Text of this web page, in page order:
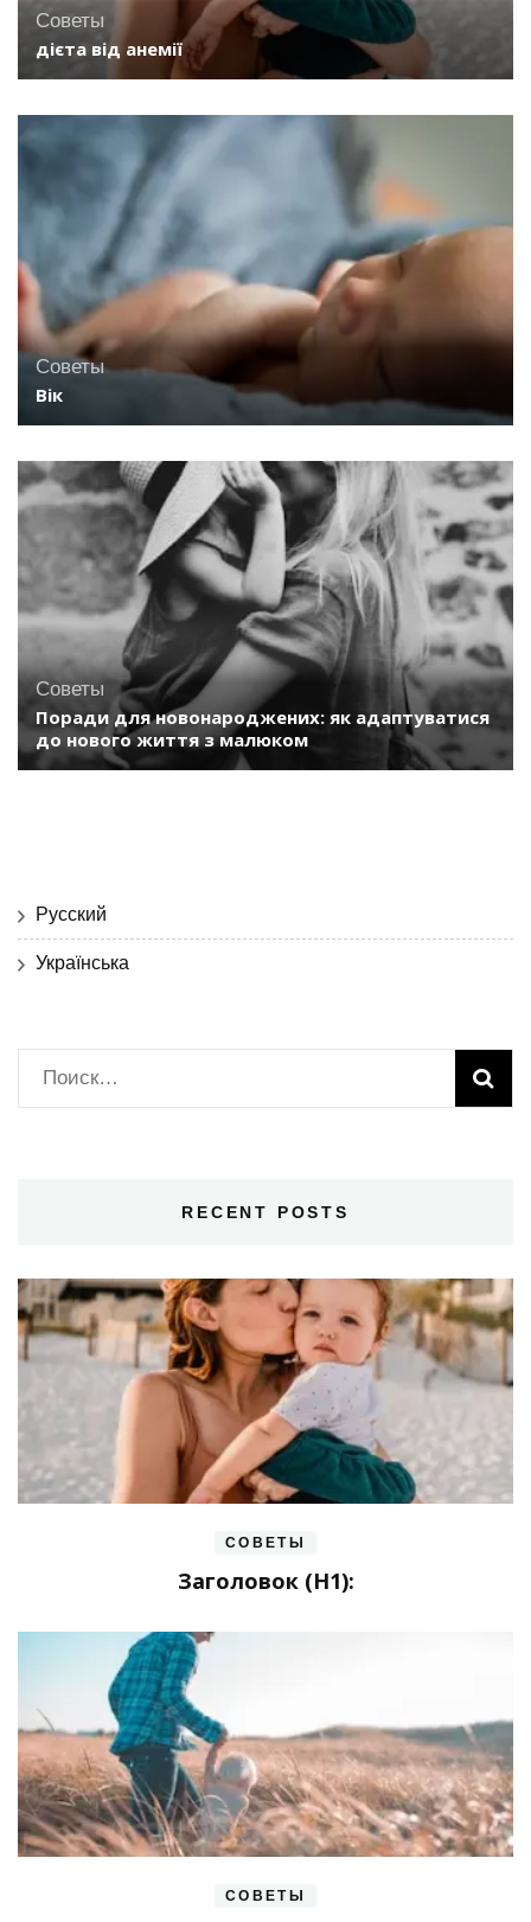
Советы
дієта від анемії
Советы
Вік
Советы
Поради для новонароджених: як адаптуватися
до нового життя з малюком
Русский
Українська
Найти:
RECENT POSTS
СОВЕТЫ
Заголовок (H1):
СОВЕТЫ